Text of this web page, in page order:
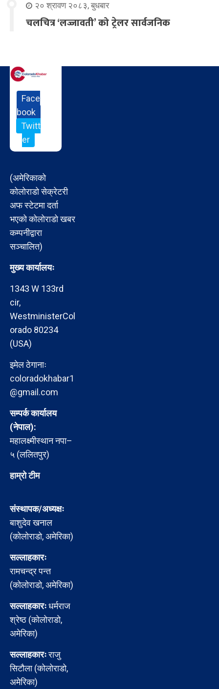
२० श्रावण २०८३, बुधबार
चलचित्र ‘लज्जावती’ को ट्रेलर सार्वजनिक
Face
book
Twitt
er
(अमेरिकाको
कोलोराडो सेक्रेटरी
अफ स्टेटमा दर्ता
भएको कोलोराडो खबर
कम्पनीद्वारा
सञ्चालित)
मुख्य कार्यालयः
1343 W 133rd
cir,
WestministerCol
orado 80234
(USA)
इमेल ठेगानाः
coloradokhabar1
@gmail.com
सम्पर्क कार्यालय
(नेपाल):
महालक्ष्मीस्थान नपा–
५ (ललितपुर)
हाम्रो टीम
संस्थापक/अध्यक्षः
बाशुदेव खनाल
(कोलोराडो, अमेरिका)
सल्लाहकारः
रामचन्द्र पन्त
(कोलोराडो, अमेरिका)
सल्लाहकारःधर्मराज
श्रेष्ठ (कोलोराडो,
अमेरिका)
सल्लाहकारःराजु
सिटौला (कोलोराडो,
अमेरिका)